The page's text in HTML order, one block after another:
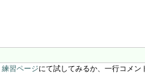
練習ページにて試してみるか、一行コメン